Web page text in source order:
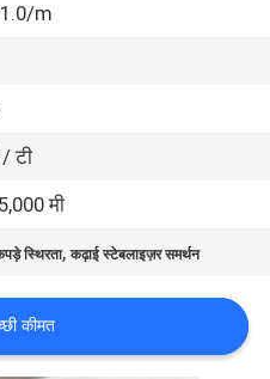
m
टी
मी
स्थिरता,कढ़ाई स्टेबलाइज़र समर्थन
कीमत